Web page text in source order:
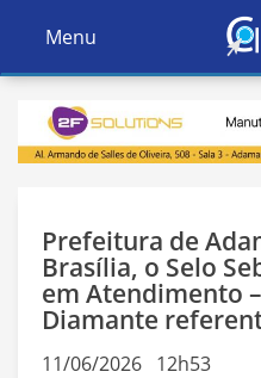
Ativar
Navegação
Menu
Prefeitura de
Brasília, o Selo
em Atendimento
Diamante
11/06/2026 12h53